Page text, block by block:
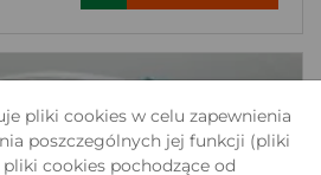
pliki cookies w celu zapewnienia
poszczególnych jej funkcji (pliki
pliki cookies pochodzące od